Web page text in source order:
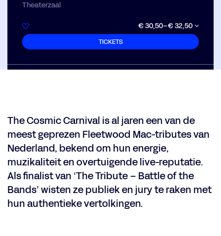
Theaterzaal
€ 30,50–€ 32,50
TICKETS
The Cosmic Carnival is al jaren een van de
meest geprezen Fleetwood Mac-tributes van
Nederland, bekend om hun energie,
muzikaliteit en overtuigende live-reputatie.
Als finalist van ‘The Tribute – Battle of the
Bands’ wisten ze publiek en jury te raken met
hun authentieke vertolkingen.